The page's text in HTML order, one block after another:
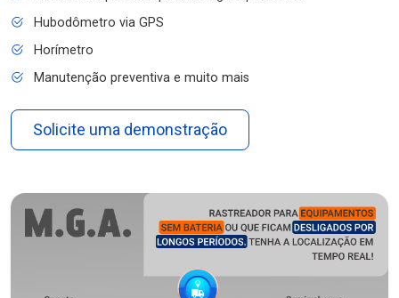
Hubodômetro via GPS
Horímetro
Manutenção preventiva e muito mais
Solicite uma demonstração